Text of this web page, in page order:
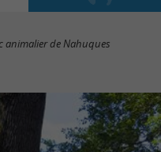
animalier de Nahuques